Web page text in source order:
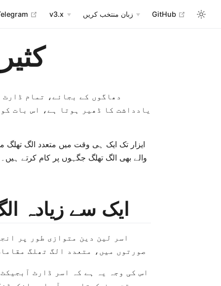
in new windowopen in new window
v3.x زبان منتخب کریں GitHub open in
دھاگوں کے بجائے، تمام
یادداشت کا ڈھیر ہوتا ہے، اس بات
ایزار تک ایک ہی وقت میں متعدد الگ
والے بھی الگ تھلگ جگہوں پر کام کرتے
ایک سے زیادہ
اسر لین دین متوازی طور پر
صورتوں میں، متعدد الگ تھلگ